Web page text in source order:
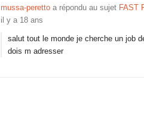
mussa-peretto a répondu au sujet FAST
il y a 18 ans
salut tout le monde je cherche un job
dois m adresser